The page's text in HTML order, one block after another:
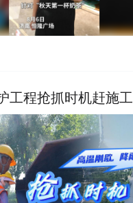
工程抢抓时机赶施工